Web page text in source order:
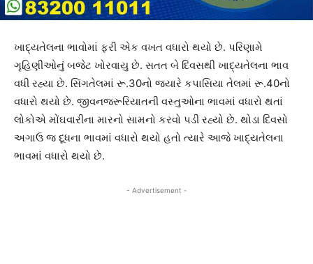
ખાદ્યતેલના ભાવોમાં ફરી એક વખત વધારો થયો છે. પરિણામે
ગૃહિણીઓનું બજેટ ખોરવાયુ છે. સતત બે દિવસથી ખાદ્યતેલના ભાવ
વધી રહ્યા છે. સિંગતેલમાં રૂ.30નો જયારે કપાસિયા તેલમાં રૂ.40નો
વધારો થયો છે. જીવનજરૂરિયાતની વસ્તુઓના ભાવમાં વધારો થતાં
લોકોએ મોંઘવારીના મારનો સામનો કરવો પડી રહ્યો છે. થોડા દિવસો
અગાઉ જ દૂધના ભાવમાં વધારો થયો હતો ત્યારે આજે ખાદ્યતેલના
ભાવમાં વધારો થયો છે.
- Advertisement -